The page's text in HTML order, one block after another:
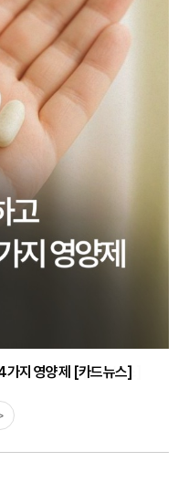
가지 영양제 [카드뉴스]